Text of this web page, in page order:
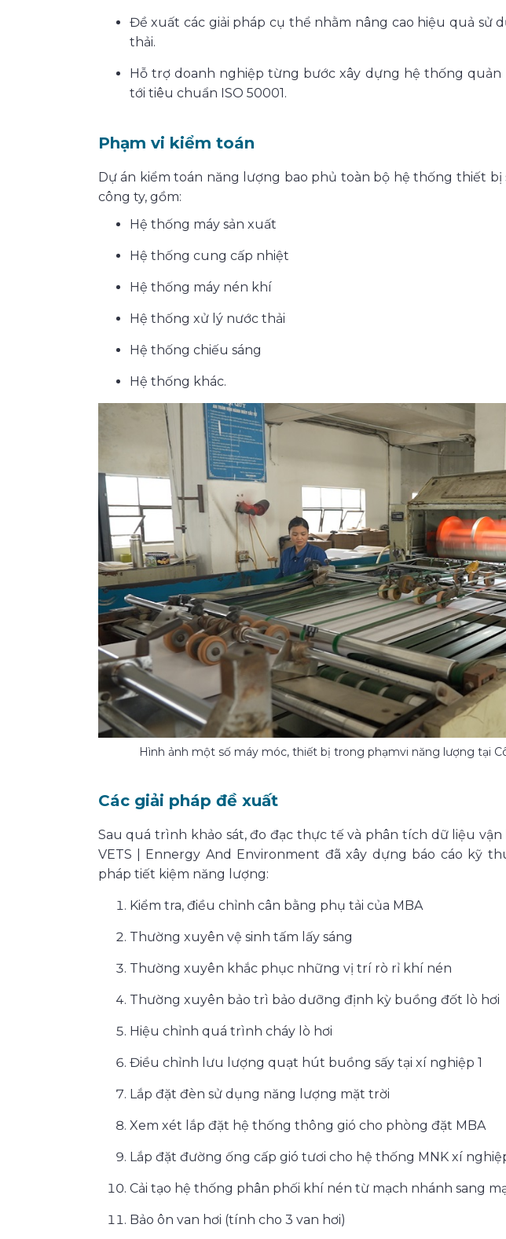
Đề xuất các giải pháp cụ thể nhằm nâng cao hiệu quả sử
thải.
Hỗ trợ doanh nghiệp từng bước xây dựng hệ thống quản
tới tiêu chuẩn ISO 50001.
Phạm vi kiểm toán
Dự án kiểm toán năng lượng bao phủ toàn bộ hệ thống thiết
công ty, gồm:
Hệ thống máy sản xuất
Hệ thống cung cấp nhiệt
Hệ thống máy nén khí
Hệ thống xử lý nước thải
Hệ thống chiếu sáng
Hệ thống khác.
Hình ảnh một số máy móc, thiết bị trong phạmvi năng lượng tại
Các giải pháp đề xuất
Sau quá trình khảo sát, đo đạc thực tế và phân tích dữ liệu
VETS | Ennergy And Environment đã xây dựng báo cáo kỹ
pháp tiết kiệm năng lượng:
Kiểm tra, điều chỉnh cân bằng phụ tải của MBA
Thường xuyên vệ sinh tấm lấy sáng
Thường xuyên khắc phục những vị trí rò rỉ khí nén
Thường xuyên bảo trì bảo dưỡng định kỳ buồng đốt lò hơi
Hiệu chỉnh quá trình cháy lò hơi
Điều chỉnh lưu lượng quạt hút buồng sấy tại xí nghiệp 1
Lắp đặt đèn sử dụng năng lượng mặt trời
Xem xét lắp đặt hệ thống thông gió cho phòng đặt MBA
Lắp đặt đường ống cấp gió tươi cho hệ thống MNK xí
Cải tạo hệ thống phân phối khí nén từ mạch nhánh sang
Bảo ôn van hơi (tính cho 3 van hơi)